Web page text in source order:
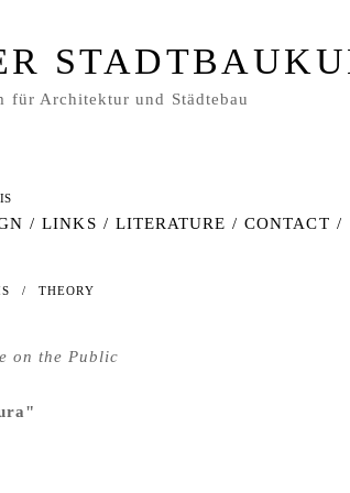
für Architektur und Städtebau
/ LINKS / LITERATURE / CONTACT /
/ THEORY
on the Public